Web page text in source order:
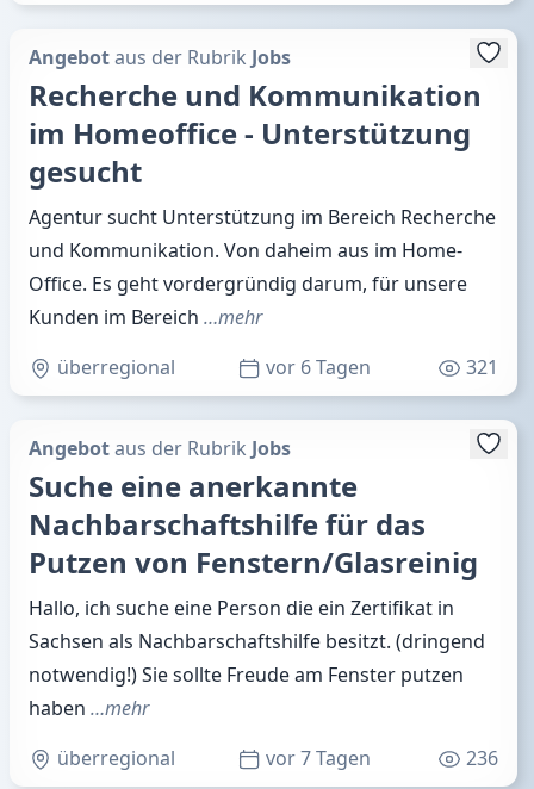
Angebotaus der Rubrik Jobs
Recherche und Kommunikation
im Homeoffice - Unterstützung
gesucht
Agentur sucht Unterstützung im Bereich Recherche
und Kommunikation. Von daheim aus im Home-
Office. Es geht vordergründig darum, für unsere
Kunden im Bereich …mehr
überregional
vor 6 Tagen 321
Angebotaus der Rubrik Jobs
Suche eine anerkannte
Nachbarschaftshilfe für das
Putzen von Fenstern/Glasreinig
Hallo, ich suche eine Person die ein Zertifikat in
Sachsen als Nachbarschaftshilfe besitzt. (dringend
notwendig!) Sie sollte Freude am Fenster putzen
haben …mehr
überregional
vor 7 Tagen 236